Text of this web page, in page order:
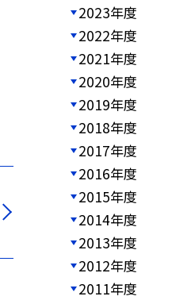
2023年度
2022年度
2021年度
2020年度
2019年度
2018年度
2017年度
2016年度
2015年度
2014年度
2013年度
2012年度
2011年度